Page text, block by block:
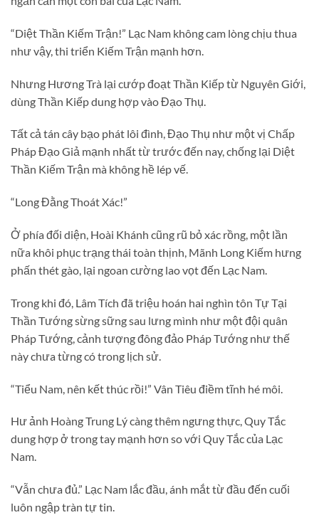
“Diệt Thần Kiếm Trận!” Lạc Nam không cam lòng chịu thua
như vậy, thi triển Kiếm Trận mạnh hơn.
Nhưng Hương Trà lại cướp đoạt Thần Kiếp từ Nguyên Giới,
dùng Thần Kiếp dung hợp vào Đạo Thụ.
Tất cả tán cây bạo phát lôi đình, Đạo Thụ như một vị Chấp
Pháp Đạo Giả mạnh nhất từ trước đến nay, chống lại Diệt
Thần Kiếm Trận mà không hề lép vế.
“Long Đằng Thoát Xác!”
Ở phía đối diện, Hoài Khánh cũng rũ bỏ xác rồng, một lần
nữa khôi phục trạng thái toàn thịnh, Mãnh Long Kiếm hưng
phấn thét gào, lại ngoan cường lao vọt đến Lạc Nam.
Trong khi đó, Lâm Tích đã triệu hoán hai nghìn tôn Tự Tại
Thần Tướng sừng sững sau lưng mình như một đội quân
Pháp Tướng, cảnh tượng đông đảo Pháp Tướng như thế
này chưa từng có trong lịch sử.
“Tiểu Nam, nên kết thúc rồi!” Vân Tiêu điềm tĩnh hé môi.
Hư ảnh Hoàng Trung Lý càng thêm ngưng thực, Quy Tắc
dung hợp ở trong tay mạnh hơn so với Quy Tắc của Lạc
Nam.
“Vẫn chưa đủ.” Lạc Nam lắc đầu, ánh mắt từ đầu đến cuối
luôn ngập tràn tự tin.